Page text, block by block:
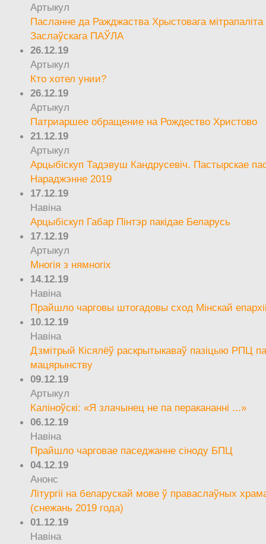
Артыкул
Пасланне да Ражджаства Хрыстовага мітрапаліта
Заслаўскага ПАЎЛА
26.12.19
Артыкул
Кто хотел унии?
26.12.19
Артыкул
Патриаршее обращение на Рождество Христово
21.12.19
Артыкул
Арцыбіскуп Тадэвуш Кандрусевіч. Пастырскае
Нараджэнне 2019
17.12.19
Навіна
Арцыбіскуп Габар Пінтэр пакідае Беларусь
17.12.19
Артыкул
Многія з нямногіх
14.12.19
Навіна
Прайшло чарговы штогадовы сход Мінскай
10.12.19
Навіна
Дзмітрый Кісялёў раскрытыкаваў пазіцыю РПЦ
мацярынству
09.12.19
Артыкул
Каліноўскі: «Я злачынец не па перакананні ...»
06.12.19
Навіна
Прайшло чарговае паседжанне сіноду БПЦ
04.12.19
Анонс
Літургіі на беларускай мове ў праваслаўных
(снежань 2019 года)
01.12.19
Навіна